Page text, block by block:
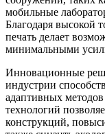
мобильные
Благодаря высокой
печать делает
минимальными
Инновационные
индустрии
адаптивных
технологий
конструкций,